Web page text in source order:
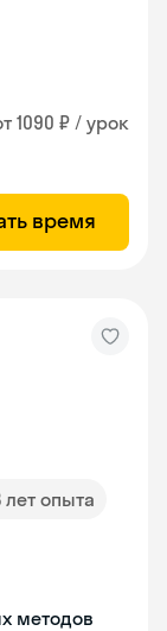
1090 ₽ / урок
время
лет опыта
методов